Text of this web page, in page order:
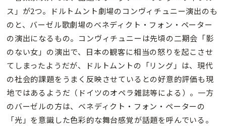
ス」が2つ。ドルトムント劇場のコンヴィチュニー演出のも
のと、バーゼル歌劇場のベネディクト・フォン・ペーター
の演出になるもの。コンヴィチュニーは先頃の二期会「影
のない女」の演出で、日本の観客に相当の怒りを起こさせ
てしまったようだが、ドルトムントの「リング」は、現代
の社会的課題をうまく反映させているとの好意的評価も現
地ではあるようだ（ドイツのオペラ雑誌等による）。一方
のバーゼルの方は、ベネディクト・フォン・ペーターの
「光」を意識した色彩的な舞台感覚が話題を呼んでいる。